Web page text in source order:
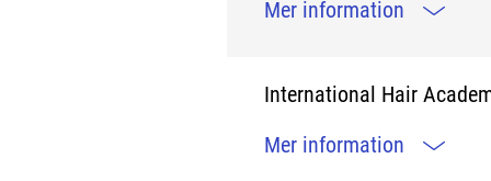
Mer information
International Hair
Mer information